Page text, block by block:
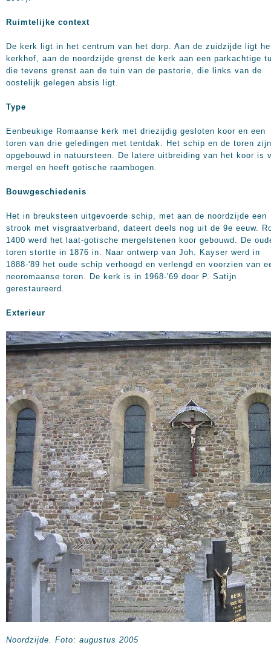
Ruimtelijke context
De kerk ligt in het centrum van het dorp. Aan de zuidzijde ligt
kerkhof, aan de noordzijde grenst de kerk aan een parkachtige
die tevens grenst aan de tuin van de pastorie, die links van de
oostelijk gelegen absis ligt.
Type
Eenbeukige Romaanse kerk met driezijdig gesloten koor en een
toren van drie geledingen met tentdak. Het schip en de toren zijn
opgebouwd in natuursteen. De latere uitbreiding van het koor is
mergel en heeft gotische raambogen.
Bouwgeschiedenis
Het in breuksteen uitgevoerde schip, met aan de noordzijde een
strook met visgraatverband, dateert deels nog uit de 9e eeuw.
1400 werd het laat-gotische mergelstenen koor gebouwd. De
toren stortte in 1876 in. Naar ontwerp van Joh. Kayser werd in
1888-'89 het oude schip verhoogd en verlengd en voorzien van
neoromaanse toren. De kerk is in 1968-'69 door P. Satijn
gerestaureerd.
Exterieur
Noordzijde. Foto: augustus 2005